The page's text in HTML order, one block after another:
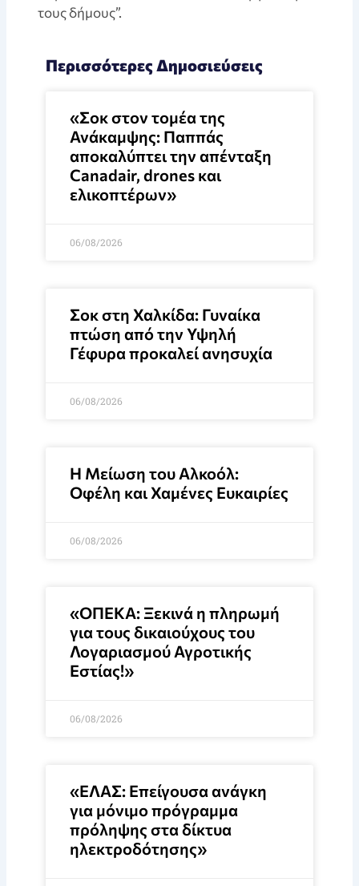
τους δήμους”.
Περισσότερες Δημοσιεύσεις
«Σοκ στον τομέα της
Ανάκαμψης: Παππάς
αποκαλύπτει την απένταξη
Canadair, drones και
ελικοπτέρων»
06/08/2026
Σοκ στη Χαλκίδα: Γυναίκα
πτώση από την Υψηλή
Γέφυρα προκαλεί ανησυχία
06/08/2026
Η Μείωση του Αλκοόλ:
Οφέλη και Χαμένες Ευκαιρίες
06/08/2026
«ΟΠΕΚΑ: Ξεκινά η πληρωμή
για τους δικαιούχους του
Λογαριασμού Αγροτικής
Εστίας!»
06/08/2026
«ΕΛΑΣ: Επείγουσα ανάγκη
για μόνιμο πρόγραμμα
πρόληψης στα δίκτυα
ηλεκτροδότησης»